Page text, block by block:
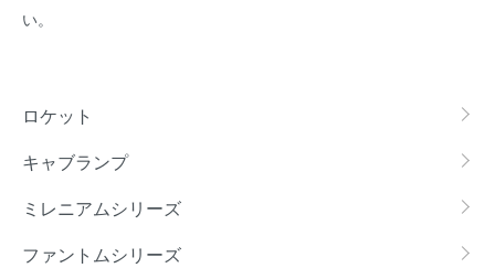
い。
カテゴリー一覧
ロケット
キャブランプ
ミレニアムシリーズ
ファントムシリーズ